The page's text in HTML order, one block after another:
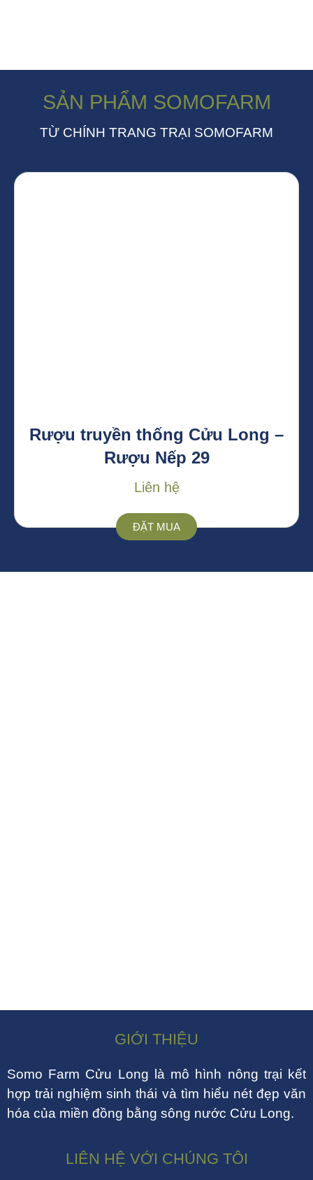
SẢN PHẨM SOMOFARM
TỪ CHÍNH TRANG TRẠI SOMOFARM
Rượu truyền thống Cửu Long –
Rượu Nếp 29
Liên hệ
ĐẶT MUA
GIỚI THIỆU
Somo Farm Cửu Long là mô hình nông trại kết
hợp trải nghiệm sinh thái và tìm hiểu nét đẹp văn
hóa của miền đồng bằng sông nước Cửu Long.
LIÊN HỆ VỚI CHÚNG TÔI